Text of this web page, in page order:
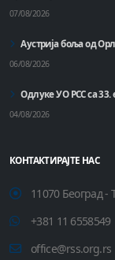
07/08/2026
Аустрија боља од
06/08/2026
Одлуке УО РСС са 33.
04/08/2026
КОНТАКТИРАЈТЕ НАС
11070 Београд
+381 11 6558549
office@rss.org.rs